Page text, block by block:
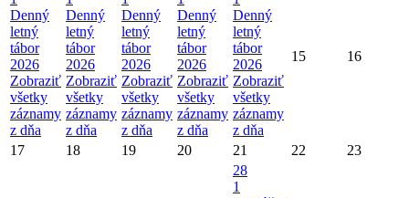
Denný
letný
tábor
2026
Zobraziť
všetky
záznamy
z dňa
Denný
letný
tábor
2026
Zobraziť
všetky
záznamy
z dňa
Denný
letný
tábor
2026
Zobraziť
všetky
záznamy
z dňa
Denný
letný
tábor
2026
Zobraziť
všetky
záznamy
z dňa
Denný
letný
tábor
2026
Zobraziť
všetky
záznamy
z dňa
15 16
17 18 19 20 21 22 23
28
1